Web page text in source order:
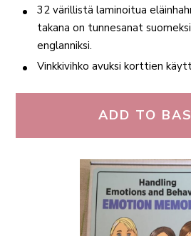
32 värillistä laminoitua
takana on tunnesanat
englanniksi.
Vinkkivihko avuksi korttien
ADD TO